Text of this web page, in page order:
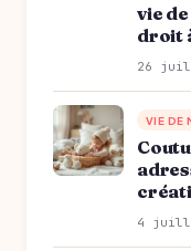
vie
droit
26
VIE DE
4